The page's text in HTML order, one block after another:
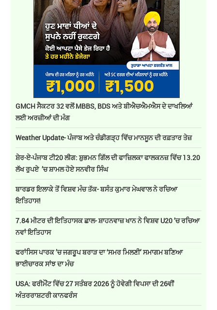
GMCH ਸੈਕਟਰ 32 ਵਲੋਂ MBBS, BDS ਅਤੇ ਬੀਐਚਐਮਐਸ ਦੇ ਦਾਖਲਿਆਂ
ਲਈ ਅਰਜ਼ੀਆਂ ਦੀ ਮੰਗ
Weather Update- ਪੰਜਾਬ ਅਤੇ ਚੰਡੀਗੜ੍ਹ ਵਿੱਚ ਮਾਨਸੂਨ ਦੀ ਰਫ਼ਤਾਰ ਤੇਜ਼
ਸ਼ੇਰ-ਏ-ਪੰਜਾਬ ਟੀ20 ਲੀਗ: ਸ਼ੁਭਮਨ ਗਿੱਲ ਦੀ ਫਾਜ਼ਿਲਕਾ ਫਾਲਕਨਜ਼ ਵਿੱਚ 13.20
ਲੱਖ ਰੁਪਏ ’ਚ ਸ਼ਾਮਲ ਹੋਏ ਸਨਵੀਰ ਸਿੰਘ
ਬਾਰਡਰ ਇਲਾਕੇ ਤੋਂ ਵਿਸ਼ਵ ਮੰਚ ਤੱਕ- ਬਸੰਤ ਕੁਮਾਰ ਮੇਘਵਾਲ ਨੇ ਰਚਿਆ
ਇਤਿਹਾਸ!
7.84 ਮੀਟਰ ਦੀ ਇਤਿਹਾਸਕ ਛਾਲ- ਸ਼ਾਹਨਵਾਜ਼ ਖਾਨ ਨੇ ਵਿਸ਼ਵ U20 ’ਚ ਰਚਿਆ
ਨਵਾਂ ਇਤਿਹਾਸ
ਫਰਾਂਸਿਸ ਪਾਰਕ ’ਚ ਜਗਰੂਪ ਬਰਾੜ ਦਾ ‘ਸਮਰ ਮਿਲਣੀ’ ਸਮਾਗਮ ਬਣਿਆ
ਭਾਈਚਾਰਕ ਸਾਂਝ ਦਾ ਮੰਚ
USA: ਫਰੀਮੌਂਟ ਵਿੱਚ 27 ਸਤੰਬਰ 2026 ਨੂੰ ਹੋਵੇਗੀ ਵਿਪਸਾ ਦੀ 26ਵੀਂ
ਅੰਤਰਰਾਸ਼ਟਰੀ ਕਾਨਫਰੰਸ